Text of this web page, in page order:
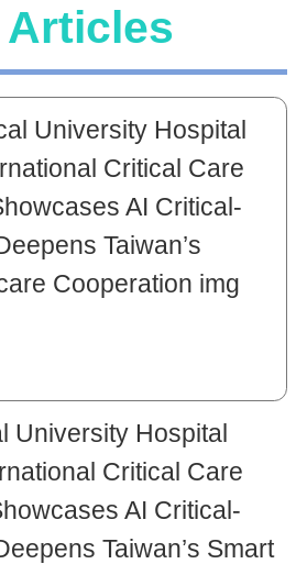
Articles
University Hospital
Critical Care
AI Critical-
Taiwan’s Smart